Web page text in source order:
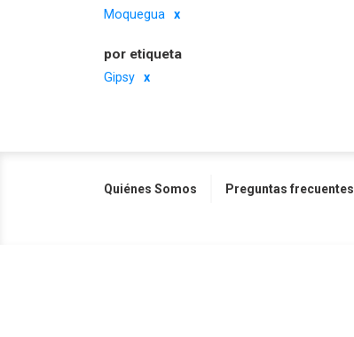
Moquegua
por etiqueta
Gipsy
Quiénes Somos Preguntas frecuentes